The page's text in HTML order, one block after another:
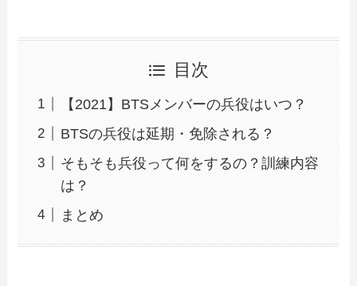
目次
【2021】BTSメンバーの兵役はいつ？
BTSの兵役は延期・免除される？
そもそも兵役って何をするの？訓練内容
は？
まとめ